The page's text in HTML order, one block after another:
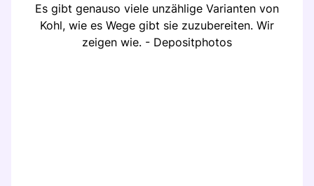
Es gibt genauso viele unzählige Varianten von
Kohl, wie es Wege gibt sie zuzubereiten. Wir
zeigen wie. - Depositphotos